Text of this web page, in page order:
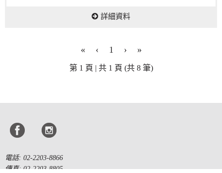
詳細資料
« ‹ 1 › »
第 1 頁 | 共 1 頁 (共 8 筆)
電話: 02-2203-8866
傳真: 02-2203-8805